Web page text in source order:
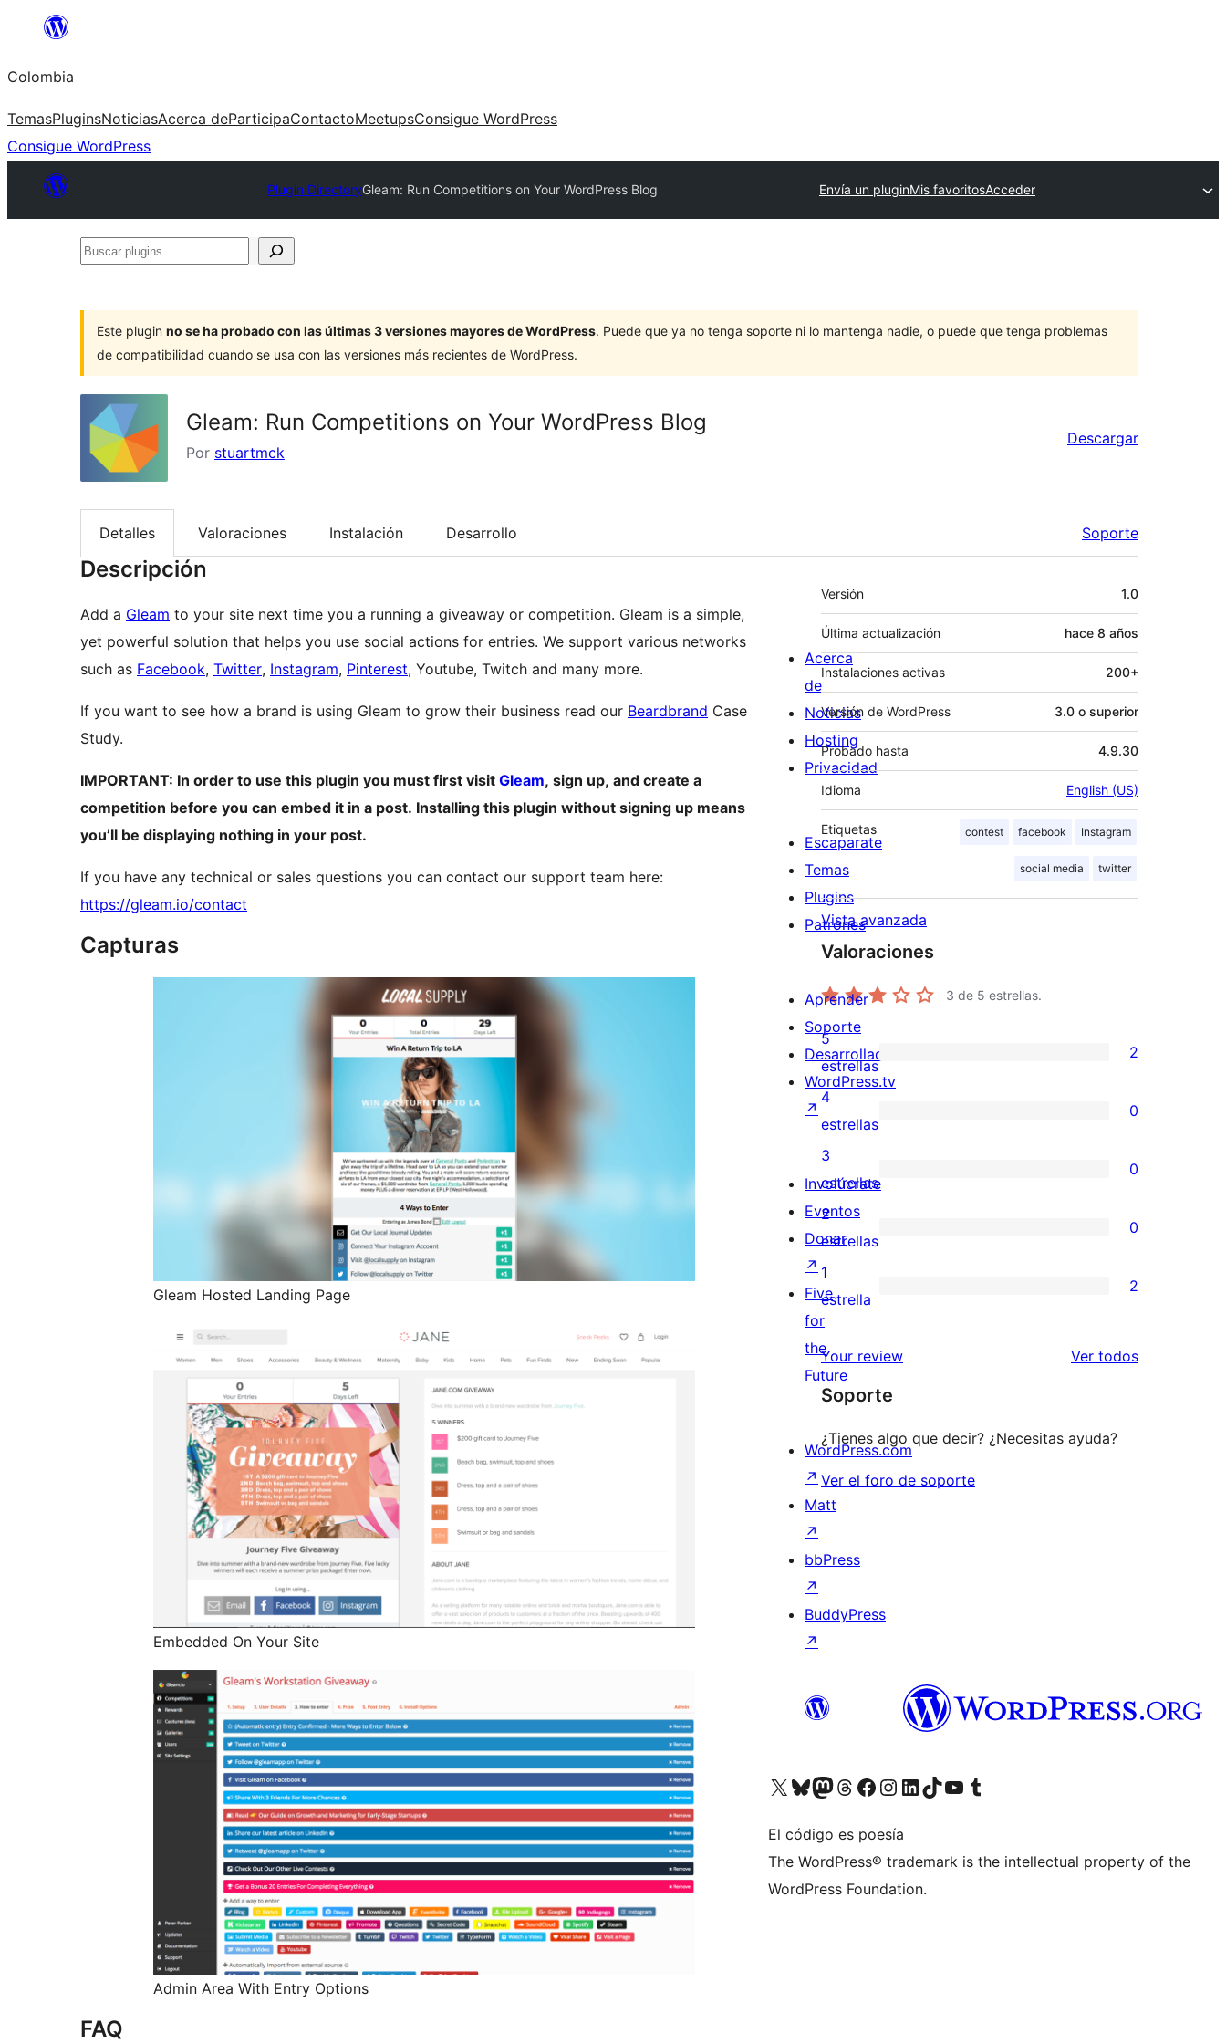
Saltar
contenido
Colombia
TemasPluginsNoticiasAcerca deParticipaContactoMeetupsConsigue WordPress
Consigue WordPress
Plugin DirectoryGleam: Run Competitions on Your WordPress Blog Envía un pluginMis favoritosAcceder
Buscar
Este plugin no se ha probado con las últimas 3 versiones mayores de WordPress. Puede que ya no tenga soporte ni lo mantenga nadie, o puede que tenga problemas
de compatibilidad cuando se usa con las versiones más recientes de WordPress.
Gleam: Run Competitions on Your WordPress Blog
Por stuartmck
Descargar
Detalles Valoraciones Instalación Desarrollo Soporte
Descripción
Add a Gleam to your site next time you a running a giveaway or competition. Gleam is a simple,
yet powerful solution that helps you use social actions for entries. We support various networks
such as Facebook, Twitter, Instagram, Pinterest, Youtube, Twitch and many more.
If you want to see how a brand is using Gleam to grow their business read our Beardbrand Case
Study.
IMPORTANT: In order to use this plugin you must first visit Gleam, sign up, and create a
competition before you can embed it in a post. Installing this plugin without signing up means
you’ll be displaying nothing in your post.
If you have any technical or sales questions you can contact our support team here:
https://gleam.io/contact
Capturas
Gleam Hosted Landing Page
Embedded On Your Site
Admin Area With Entry Options
FAQ
Meta
Versión 1.0
Última actualización hace 8 años
Instalaciones activas 200+
Versión de WordPress 3.0 o superior
Probado hasta 4.9.30
Idioma English (US)
Etiquetas contest facebook Instagram
social media twitter
Vista avanzada
Valoraciones
3 de 5 estrellas.
2
valoraciones
de
5
estrellas
5
estrellas
2
0
valoraciones
de
4
estrellas
4
estrellas
0
0
valoraciones
de
3
estrellas
3
estrellas
0
0
valoraciones
de
2
estrellas
2
estrellas
0
2
valoraciones
de
1
estrellas
1
estrella
2
Your review Ver todoslos
Soporte
¿Tienes algo que decir? ¿Necesitas ayuda?
Ver el foro de soporte
Acerca
de
Noticias
Hosting
Privacidad
Escaparate
Temas
Plugins
Patrones
Aprender
Soporte
Desarrolladores
WordPress.tv
↗
Involúcrate
Eventos
Donar
↗
Five
for
the
Future
WordPress.com
↗
Matt
↗
bbPress
↗
BuddyPress
↗
Visita nuestra cuenta de X (anteriormente Twitter)
Visita nuestra cuenta de Bluesky
Visita nuestra cuenta de Mastodon
Visita nuestra cuenta de Threads
Visita nuestra página de Facebook
Visita nuestra cuenta de Instagram
Visita nuestra cuenta de LinkedIn
Visita nuestra cuenta de TikTok
Visita nuestro canal de YouTube
Visita nuestra cuenta de Tumblr
El código es poesía
The WordPress® trademark is the intellectual property of the
WordPress Foundation.